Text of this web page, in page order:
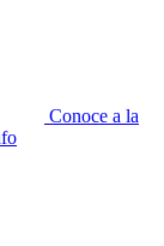
Conoce a la